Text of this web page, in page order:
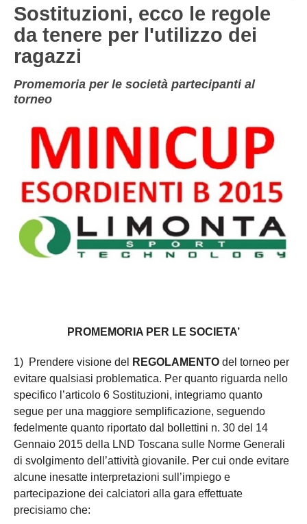
LUCCA
MASSA CARRARA
PISA
PRATO
Carica la tua Rosa
Rappresentative regionali e provinciali
FIGC Toscana
Calcio femminile
Societa' piu'
Amatori AICS Lucca
Sostituzioni, ecco le regole
da tenere per l'utilizzo dei
ragazzi
Promemoria per le società partecipanti al
torneo
PROMEMORIA PER LE SOCIETA’
1) Prendere visione del REGOLAMENTO del torneo per
evitare qualsiasi problematica. Per quanto riguarda nello
specifico l’articolo 6 Sostituzioni, integriamo quanto
segue per una maggiore semplificazione, seguendo
fedelmente quanto riportato dal bollettini n. 30 del 14
Gennaio 2015 della LND Toscana sulle Norme Generali
di svolgimento dell’attività giovanile. Per cui onde evitare
alcune inesatte interpretazioni sull’impiego e
partecipazione dei calciatori alla gara effettuate
precisiamo che: